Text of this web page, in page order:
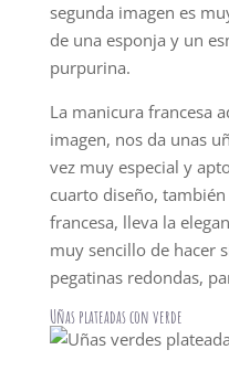
segunda imagen es
de una esponja y un
purpurina.
La manicura francesa
imagen, nos da unas
vez muy especial y
cuarto diseño,
francesa, lleva la
muy sencillo de hacer
pegatinas redondas,
Uñas plateadas con verde